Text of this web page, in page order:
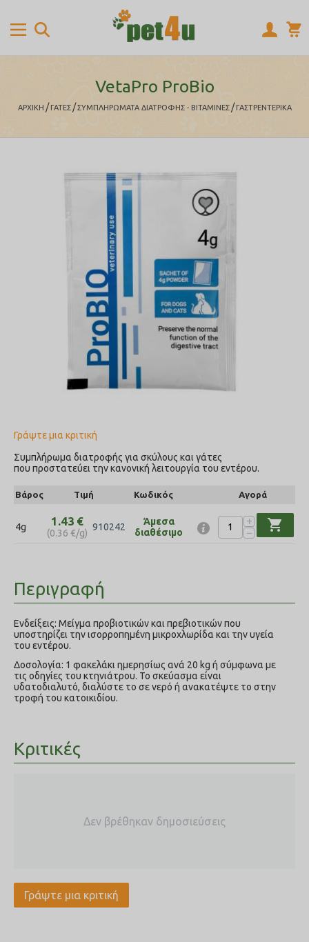
VetaPro ProBio
ΑΡΧΙΚΉ / ΓΑΤΕΣ / ΣΥΜΠΛΗΡΩΜΑΤΑ ΔΙΑΤΡΟΦΗΣ - ΒΙΤΑΜΙΝΕΣ / ΓΑΣΤΡΕΝΤΕΡΙΚΑ
Γράψτε μια κριτική
Συμπλήρωμα διατροφής για σκύλους και γάτες
που προστατεύει την κανονική λειτουργία του εντέρου.
Βάρος Τιμή Κωδικός Αγορά
4g 1.43 €
(0.36 €/g)
910242
Άμεσα
διαθέσιμο
+
−
shopping_cart
Περιγραφή
Eνδείξεις: Μείγμα προβιοτικών και πρεβιοτικών που
υποστηρίζει την ισορροπημένη μικροχλωρίδα και την υγεία
του εντέρου.
Δοσολογία: 1 φακελάκι ημερησίως ανά 20 kg ή σύμφωνα με
τις οδηγίες του κτηνιάτρου. Το σκεύασμα είναι
υδατοδιαλυτό, διαλύστε το σε νερό ή ανακατέψτε το στην
τροφή του κατοικιδίου.
Κριτικές
Δεν βρέθηκαν δημοσιεύσεις
Γράψτε μια κριτική